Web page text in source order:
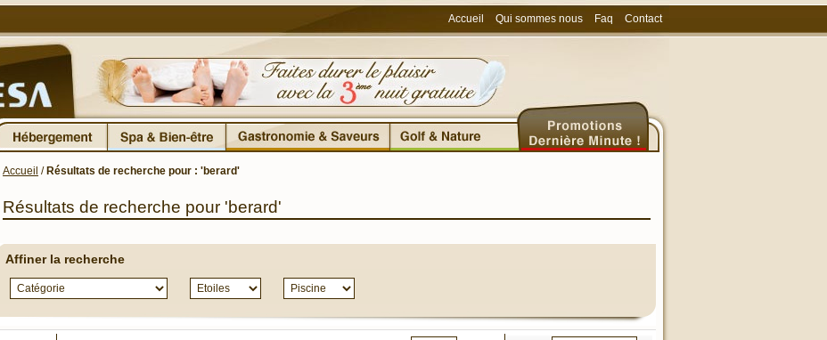
Accueil Qui sommes nous Faq Contact
Accueil / Résultats de recherche pour : 'berard'
Résultats de recherche pour 'berard'
Affiner la recherche